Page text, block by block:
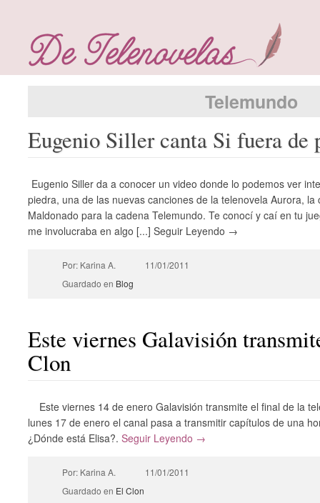
Telemundo
Eugenio Siller canta Si fuera de
Eugenio Siller da a conocer un video donde lo podemos ver
piedra, una de las nuevas canciones de la telenovela Aurora,
Maldonado para la cadena Telemundo. Te conocí y caí en tu
me involucraba en algo [...] Seguir Leyendo →
Por: Karina A.
11/01/2011
Guardado en Blog
Este viernes Galavisión
Clon
Este viernes 14 de enero Galavisión transmite el final de la
lunes 17 de enero el canal pasa a transmitir capítulos de una
¿Dónde está Elisa?.Seguir Leyendo →
Por: Karina A.
11/01/2011
Guardado en El Clon